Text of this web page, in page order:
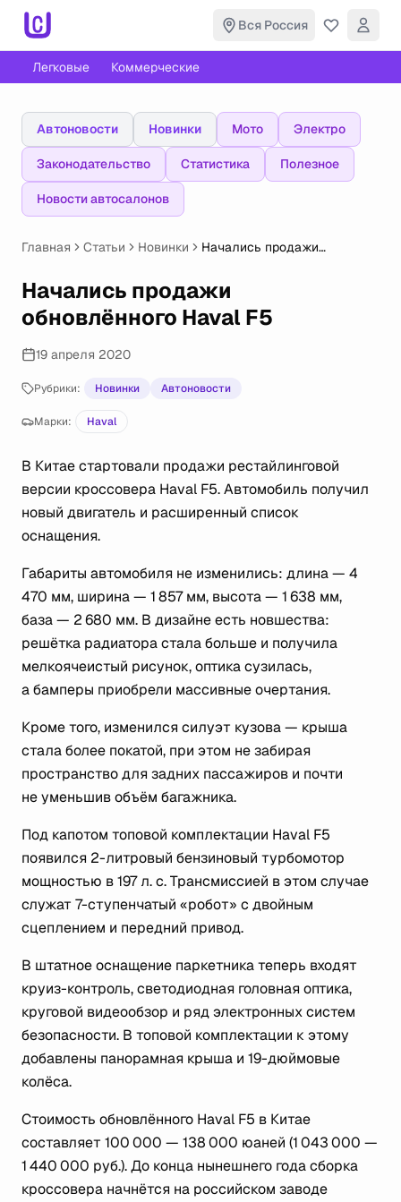
Вся Россия
Легковые Коммерческие
Автоновости Новинки Мото Электро
Законодательство Статистика Полезное
Новости автосалонов
Главная Статьи Новинки
Начались продажи
Начались продажи
обновлённого Haval F5
19 апреля 2020
Рубрики: Новинки Автоновости
Марки: Haval
В Китае стартовали продажи рестайлинговой
версии кроссовера Haval F5. Автомобиль получил
новый двигатель и расширенный список
оснащения.
Габариты автомобиля не изменились: длина — 4
470 мм, ширина — 1 857 мм, высота — 1 638 мм,
база — 2 680 мм. В дизайне есть новшества:
решётка радиатора стала больше и получила
мелкоячеистый рисунок, оптика сузилась,
а бамперы приобрели массивные очертания.
Кроме того, изменился силуэт кузова — крыша
стала более покатой, при этом не забирая
пространство для задних пассажиров и почти
не уменьшив объём багажника.
Под капотом топовой комплектации Haval F5
появился 2-литровый бензиновый турбомотор
мощностью в 197 л. с. Трансмиссией в этом случае
служат 7-ступенчатый «робот» с двойным
сцеплением и передний привод.
В штатное оснащение паркетника теперь входят
круиз-контроль, светодиодная головная оптика,
круговой видеообзор и ряд электронных систем
безопасности. В топовой комплектации к этому
добавлены панорамная крыша и 19-дюймовые
колёса.
Стоимость обновлённого Haval F5 в Китае
составляет 100 000 — 138 000 юаней (1 043 000 —
1 440 000 руб.). До конца нынешнего года сборка
кроссовера начнётся на российском заводе